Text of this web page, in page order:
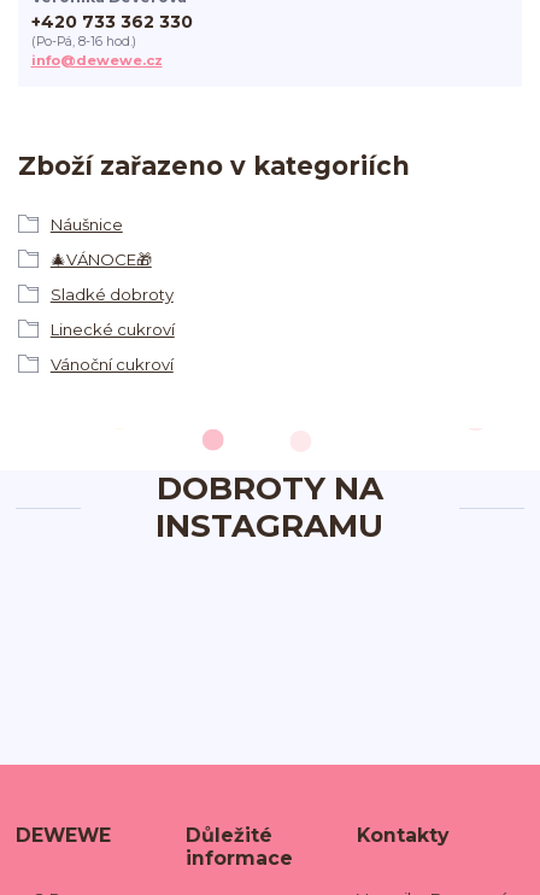
Zboží zařazeno v kategoriích
Náušnice
🎄VÁNOCE🎁
Sladké dobroty
Linecké cukroví
Vánoční cukroví
+420 733 362 330
(Po-Pá, 8-16 hod.)
info@dewewe.cz
DOBROTY NA
INSTAGRAMU
DEWEWE
Důležité
informace
Kontakty